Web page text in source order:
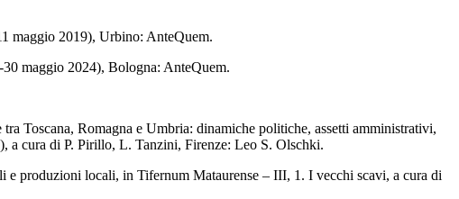
maggio 2019), Urbino: AnteQuem.
maggio 2024), Bologna: AnteQuem.
Toscana, Romagna e Umbria: dinamiche politiche, assetti amministrativi,
a cura di P. Pirillo, L. Tanzini, Firenze: Leo S. Olschki.
e produzioni locali, in Tifernum Mataurense – III, 1. I vecchi scavi, a cura di